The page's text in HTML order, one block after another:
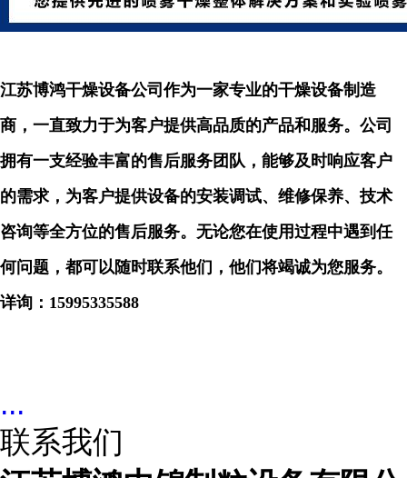
江苏博鸿干燥设备公司作为一家专业的干燥设备制造
商，一直致力于为客户提供高品质的产品和服务。公司
拥有一支经验丰富的售后服务团队，能够及时响应客户
的需求，为客户提供设备的安装调试、维修保养、技术
咨询等全方位的售后服务。无论您在使用过程中遇到任
何问题，都可以随时联系他们，他们将竭诚为您服务。
详询： 15995335588
...
联系我们